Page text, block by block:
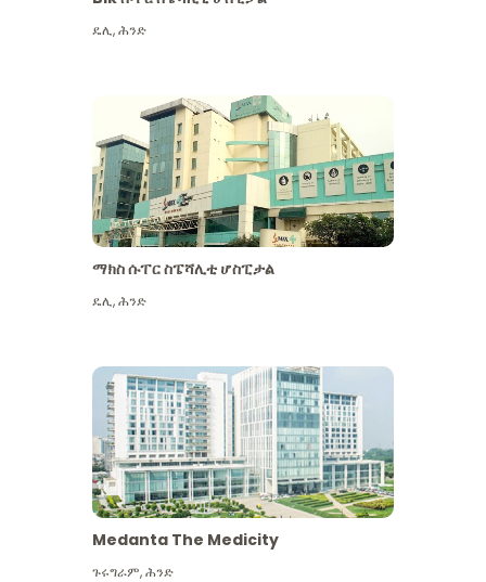
ዴሊ,ሕንድ
ማክስ ሱፐር ስፔሻሊቲ ሆስፒታል
ዴሊ,ሕንድ
Medanta The Medicity
ጉሩግራም,ሕንድ